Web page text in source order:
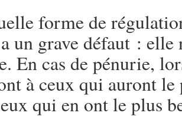
forme de
un grave défaut :
En cas de pénurie,
à ceux qui auront le
qui en ont le plus